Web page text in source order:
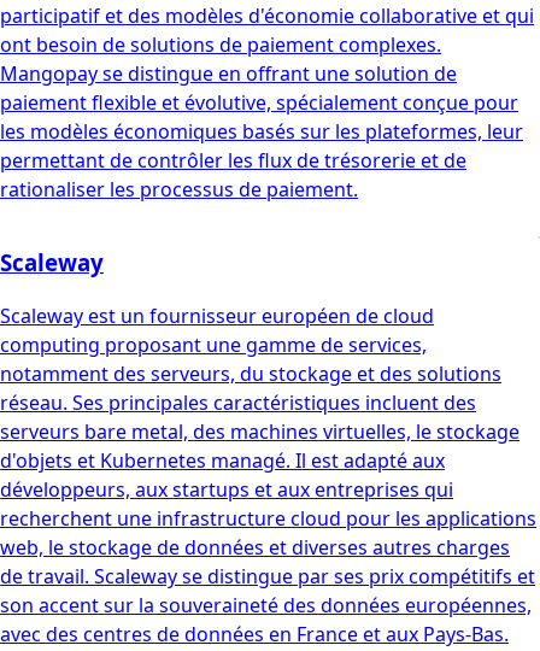
participatif et des modèles d'économie collaborative et qui
ont besoin de solutions de paiement complexes.
Mangopay se distingue en offrant une solution de
paiement flexible et évolutive, spécialement conçue pour
les modèles économiques basés sur les plateformes, leur
permettant de contrôler les flux de trésorerie et de
rationaliser les processus de paiement.
Scaleway
Scaleway est un fournisseur européen de cloud
computing proposant une gamme de services,
notamment des serveurs, du stockage et des solutions
réseau. Ses principales caractéristiques incluent des
serveurs bare metal, des machines virtuelles, le stockage
d'objets et Kubernetes managé. Il est adapté aux
développeurs, aux startups et aux entreprises qui
recherchent une infrastructure cloud pour les applications
web, le stockage de données et diverses autres charges
de travail. Scaleway se distingue par ses prix compétitifs et
son accent sur la souveraineté des données européennes,
avec des centres de données en France et aux Pays-Bas.